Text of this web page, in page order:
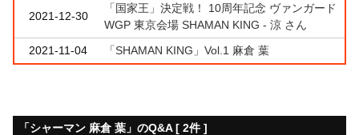
2021-12-30
「国家王」決定戦！ 10周年記念 ヴァンガード
WGP 東京会場 SHAMAN KING - 涼 さん
2021-11-04
「SHAMAN KING」Vol.1 麻倉 葉
「シャーマン 麻倉 葉」のQ&A [ 2件 ]